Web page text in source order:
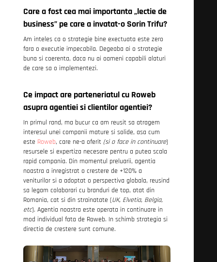
Care a fost cea mai importanta „lectie de
business” pe care a invatat-o Sorin Trifu?
Am inteles ca o strategie bine exectuata este zero
fara o executie impecabila. Degeaba ai o strategie
buna si coerenta, daca nu ai oameni capabili alaturi
de care sa o implementezi.
Ce impact are parteneriatul cu Roweb
asupra agentiei si clientilor agentiei?
In primul rand, ma bucur ca am reusit sa atragem
interesul unei companii mature si solide, asa cum
este Roweb, care ne-a oferit (si o face in continuare)
resursele si expertiza necesare pentru a putea scala
rapid compania. Din momentul preluarii, agentia
noastra a inregistrat o crestere de +120% a
veniturilor si a adoptat o perspectiva globala, reusind
sa legam colaborari cu branduri de top, atat din
Romania, cat si din strainatate (UK, Elvetia, Belgia,
etc). Agentia noastra este operata in continuare in
mod individual fata de Roweb. In schimb strategia si
directia de crestere sunt comune.